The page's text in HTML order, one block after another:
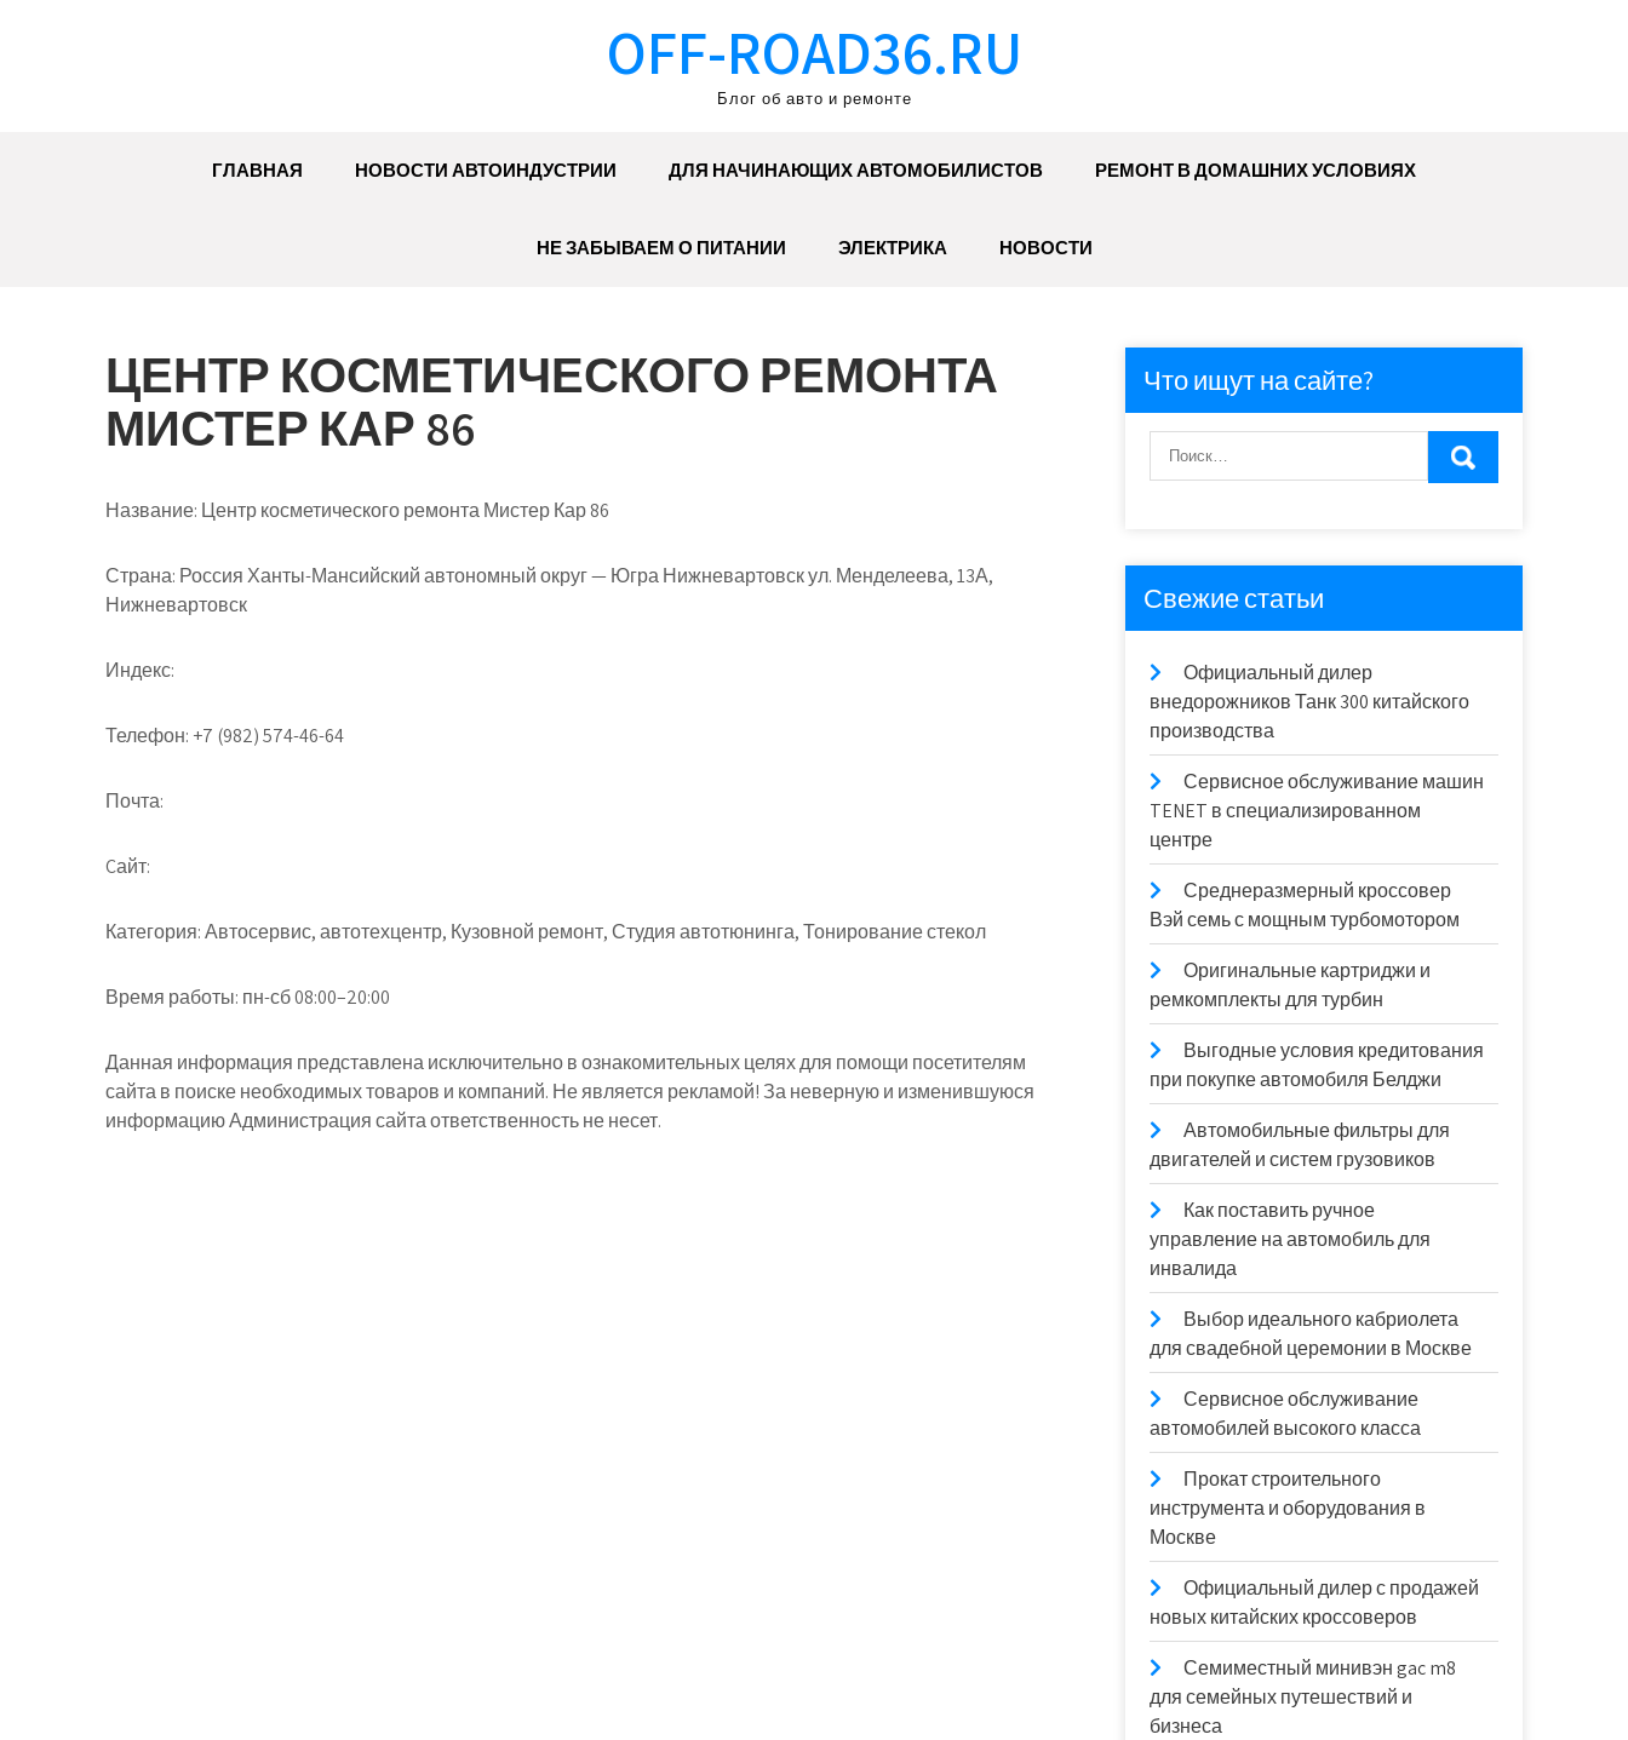
OFF-ROAD36.RU
Блог об авто и ремонте
ГЛАВНАЯ НОВОСТИ АВТОИНДУСТРИИ ДЛЯ НАЧИНАЮЩИХ АВТОМОБИЛИСТОВ РЕМОНТ В ДОМАШНИХ УСЛОВИЯХ
НЕ ЗАБЫВАЕМ О ПИТАНИИ ЭЛЕКТРИКА НОВОСТИ
ЦЕНТР КОСМЕТИЧЕСКОГО РЕМОНТА
МИСТЕР КАР 86
Название: Центр косметического ремонта Мистер Кар 86
Страна: Россия Ханты-Мансийский автономный округ — Югра Нижневартовск ул. Менделеева, 13А,
Нижневартовск
Индекс:
Телефон: +7 (982) 574-46-64
Почта:
Cайт:
Категория:Автосервис, автотехцентр, Кузовной ремонт, Студия автотюнинга, Тонирование стекол
Время работы: пн-сб 08:00–20:00
Данная информация представлена исключительно в ознакомительных целях для помощи посетителям
сайта в поиске необходимых товаров и компаний. Не является рекламой! За неверную и изменившуюся
информацию Администрация сайта ответственность не несет.
Что ищут на сайте?
Свежие статьи
Официальный дилер
внедорожников Танк 300 китайского
производства
Сервисное обслуживание машин
TENET в специализированном
центре
Среднеразмерный кроссовер
Вэй семь с мощным турбомотором
Оригинальные картриджи и
ремкомплекты для турбин
Выгодные условия кредитования
при покупке автомобиля Белджи
Автомобильные фильтры для
двигателей и систем грузовиков
Как поставить ручное
управление на автомобиль для
инвалида
Выбор идеального кабриолета
для свадебной церемонии в Москве
Сервисное обслуживание
автомобилей высокого класса
Прокат строительного
инструмента и оборудования в
Москве
Официальный дилер с продажей
новых китайских кроссоверов
Семиместный минивэн gac m8
для семейных путешествий и
бизнеса